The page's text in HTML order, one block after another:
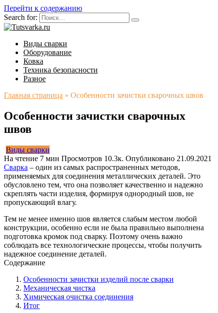
Перейти к содержанию
Search for:
Виды сварки
Оборудование
Ковка
Техника безопасности
Разное
Главная страница » Особенности зачистки сварочных швов
Особенности зачистки сварочных
швов
Виды сварки
На чтение 7 мин Просмотров 10.3к. Опубликовано 21.09.2021
Сварка – один из самых распространенных методов,
применяемых для соединения металлических деталей. Это
обусловлено тем, что она позволяет качественно и надежно
скреплять части изделия, формируя однородный шов, не
пропускающий влагу.
Тем не менее именно шов является слабым местом любой
конструкции, особенно если не была правильно выполнена
подготовка кромок под сварку. Поэтому очень важно
соблюдать все технологические процессы, чтобы получить
надежное соединение деталей.
Содержание
Особенности зачистки изделий после сварки
Механическая чистка
Химическая очистка соединения
Итог